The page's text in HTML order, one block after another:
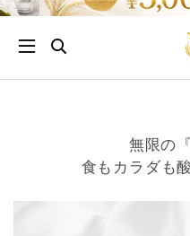
無限の
食もカラダも